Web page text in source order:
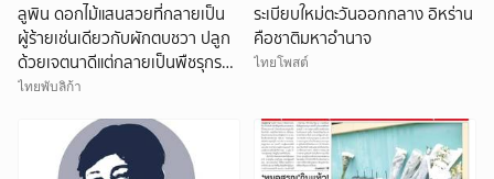
ลูพิน ดอกไม้แสนสวยที่กลายเป็น
ผู้ร้ายเช่นเดียวกับผักตบชวา ปลูก
ด้วยเจตนาดีแต่กลายเป็นพืชรุกราน
ทั่วโลก
ไทยพับลิก้า
ระเบียบใหม่ตะวันออกกลาง อิหร่าน
คือชาติมหาอำนาจ
ไทยโพสต์